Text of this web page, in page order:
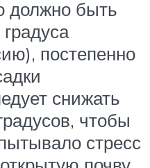
должно быть
постепенно
снижать
чтобы
стресс